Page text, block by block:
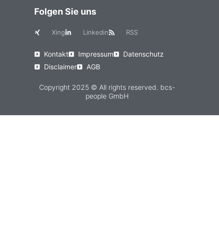
Folgen Sie uns
Xing Linkedin RSS
Kontakt Impressum
Datenschutz
Disclaimer
AGB
Copyright 2025 © All rights reserved. bcs-
people GmbH